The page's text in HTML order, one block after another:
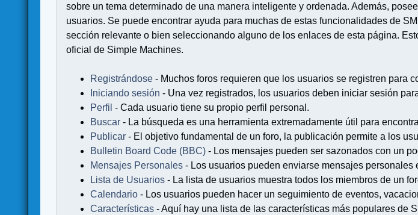
sobre un tema determinado de una manera inteligente y ordenada. Además,
usuarios. Se puede encontrar ayuda para muchas de estas funcionalidades de
sección relevante o bien seleccionando alguno de los enlaces de esta página.
oficial de Simple Machines.
Registrándose - Muchos foros requieren que los usuarios se registren para
Iniciando sesión - Una vez registrados, los usuarios deben iniciar sesión
Perfil - Cada usuario tiene su propio perfil personal.
Buscar - La búsqueda es una herramienta extremadamente útil para
Publicar - El objetivo fundamental de un foro, la publicación permite a los
Bulletin Board Code (BBC)- Los mensajes pueden ser sazonados con un
Mensajes Personales - Los usuarios pueden enviarse mensajes personales
Lista de Usuarios - La lista de usuarios muestra todos los miembros de un
Calendario - Los usuarios pueden hacer un seguimiento de eventos,
Características - Aquí hay una lista de las características más populares de